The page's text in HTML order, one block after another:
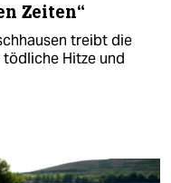
Zeiten“
treibt die
tödliche Hitze und